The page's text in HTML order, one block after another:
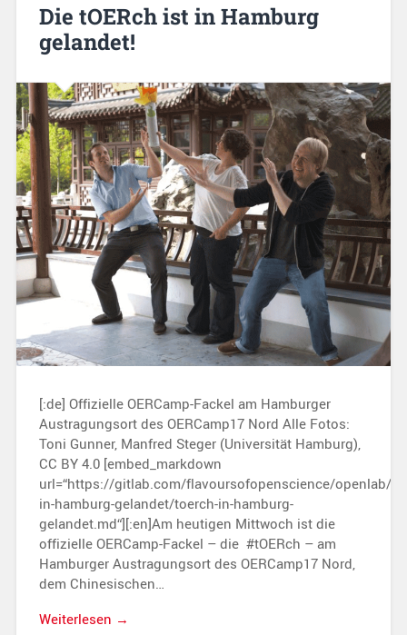
Die tOERch ist in Hamburg
gelandet!
[:de] Offizielle OERCamp-Fackel am Hamburger
Austragungsort des OERCamp17 Nord Alle Fotos:
Toni Gunner, Manfred Steger (Universität Hamburg),
CC BY 4.0 [embed_markdown
url=“https://gitlab.com/flavoursofopenscience/openlab/
in-hamburg-gelandet/toerch-in-hamburg-
gelandet.md“][:en]Am heutigen Mittwoch ist die
offizielle OERCamp-Fackel – die #tOERch – am
Hamburger Austragungsort des OERCamp17 Nord,
dem Chinesischen…
Weiterlesen →